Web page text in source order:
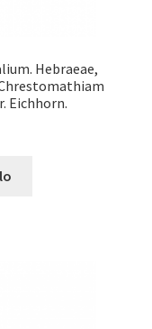
Hebraeae,
Eichhorn.